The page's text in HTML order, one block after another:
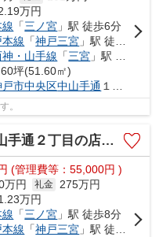
万円
「三ノ宮 」駅 徒歩6分
本線 「神戸三宮 」駅 徒歩6分
・山手線 「三宮 」駅 徒歩5分
坪(51.60㎡)
戸市中央区中山手通 １丁目
。
２丁目の店舗一部
(管理費等：55,000円 )
万円 礼金 275万円
万円
「三ノ宮 」駅 徒歩8分
本線 「神戸三宮 」駅 徒歩8分